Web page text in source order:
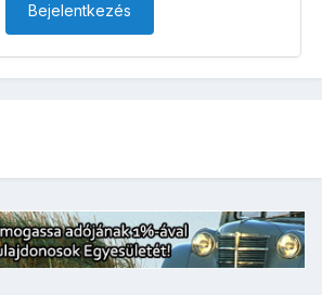
Bejelentkezés